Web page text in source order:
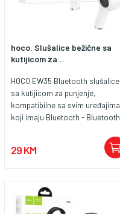
hoco. Slušalice bežične sa
kutijicom za...
HOCO EW35 Bluetooth slušalice
sa kutijicom za punjenje,
kompatibilne sa svim uređajima
koji imaju Bluetooth - Bluetooth
Kapacitet baterije: kutijica za
punjenje 250mAh, slušalice
x 51 x 22.1 mm, težina 35.6 g.
29 KM